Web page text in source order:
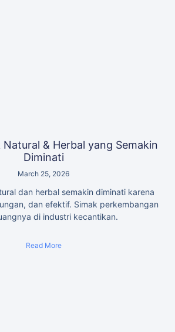
& Herbal yang Semakin
Diminati
March 25, 2026
dan herbal semakin diminati karena
dan efektif. Simak perkembangan
di industri kecantikan.
Read More